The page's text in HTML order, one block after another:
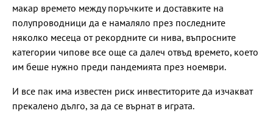
макар времето между поръчките и доставките на
полупроводници да е намаляло през последните
няколко месеца от рекордните си нива, въпросните
категории чипове все още са далеч отвъд времето, което
им беше нужно преди пандемията през ноември.
И все пак има известен риск инвеститорите да изчакват
прекалено дълго, за да се върнат в играта.